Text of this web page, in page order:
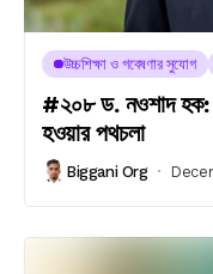
উচ্চশিক্ষা ও গবেষণার সুযোগ
#২০৮ ড. নওশাদ হক:
হওয়ার পথচলা
Biggani Org